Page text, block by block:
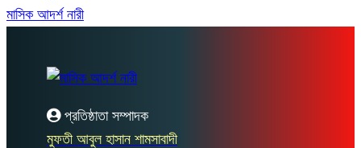
মাসিক আদর্শ নারী
প্রতিষ্ঠাতা সম্পাদক
মুফতী আবুল হাসান শামসাবাদী